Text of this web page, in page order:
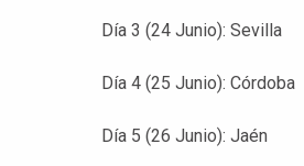
Día 3 (24 Junio): Sevilla
Día 4 (25 Junio): Córdoba
Día 5 (26 Junio): Jaén